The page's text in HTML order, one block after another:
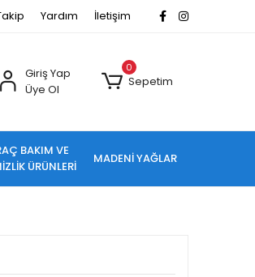
Yardım İletişim
Giriş Yap
Üye Ol
0
Sepetim
BAKIM VE
ÜRÜNLERİ
MADENİ YAĞLAR